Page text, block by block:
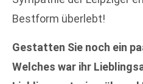
Bestform überlebt!
Gestatten Sie noch ein
Welches war ihr